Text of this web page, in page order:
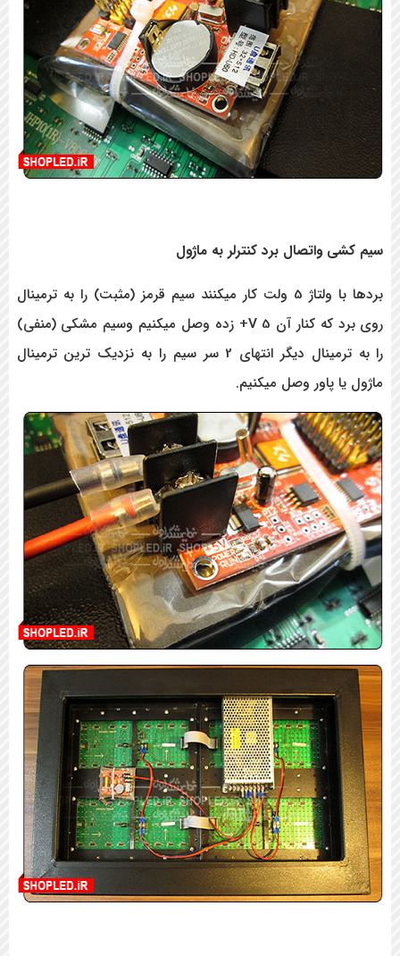
واتصال برد کنترلر به ماژول
بردها با ولتاژ 5 ولت کار میکنند سیم قرمز (مثبت) را به ترمینال
روی برد که کنار آن 5 V+ زده وصل میکنیم وسیم مشکی (منفی)
را به ترمینال دیگر انتهای 2 سر سیم را به نزدیک ترین ترمینال
پاور وصل میکنیم.